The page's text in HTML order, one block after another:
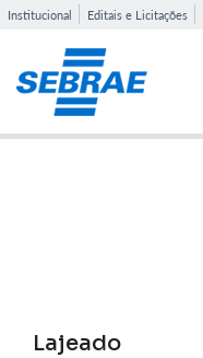
Institucional Editais e Licitações
Lajeado